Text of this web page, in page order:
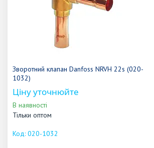
Зворотний клапан Danfoss NRVH 22s (020-
1032)
Ціну уточнюйте
В наявності
Тільки оптом
020-1032